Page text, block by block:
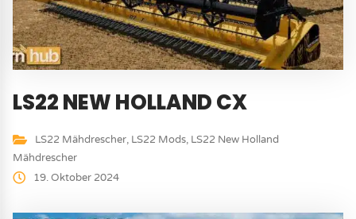
LS22 NEW HOLLAND CX
LS22 Mähdrescher, LS22 Mods, LS22 New Holland
Mähdrescher
19. Oktober 2024